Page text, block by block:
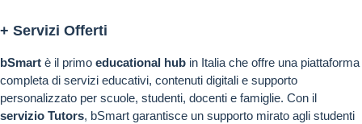
+ Servizi Offerti
bSmart è il primo educational hub in Italia che offre una piattaforma
completa di servizi educativi, contenuti digitali e supporto
personalizzato per scuole, studenti, docenti e famiglie. Con il
servizio Tutors, bSmart garantisce un supporto mirato agli studenti